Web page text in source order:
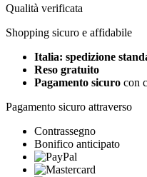
Qualità verificata
Shopping sicuro e affidabile
Italia: spedizione
Reso gratuito
Pagamento sicuro con
Pagamento sicuro attraverso
Contrassegno
Bonifico anticipato